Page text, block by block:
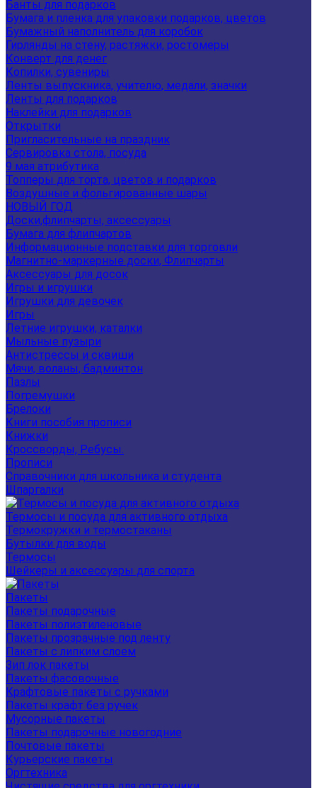
Банты для подарков
Бумага и пленка для упаковки подарков, цветов
Бумажный наполнитель для коробок
Гирлянды на стену, растяжки, ростомеры
Конверт для денег
Копилки, сувениры
Ленты выпускника, учителю, медали, значки
Ленты для подарков
Наклейки для подарков
Открытки
Пригласительные на праздник
Сервировка стола, посуда
9 мая атрибутика
Топперы для торта, цветов и подарков
Воздушные и фольгированные шары
НОВЫЙ ГОД
Доски,флипчарты, аксессуары
Бумага для флипчартов
Информационные подставки для торговли
Магнитно-маркерные доски, Флипчарты
Аксессуары для досок
Игры и игрушки
Игрушки для девочек
Игры
Летние игрушки, каталки
Мыльные пузыри
Антистрессы и сквиши
Мячи, воланы, бадминтон
Пазлы
Погремушки
Брелоки
Книги пособия прописи
Книжки
Кроссворды, Ребусы.
Прописи
Справочники для школьника и студента
Шпаргалки
Термосы и посуда для активного отдыха
Термокружки и термостаканы
Бутылки для воды
Термосы
Шейкеры и аксессуары для спорта
Пакеты
Пакеты подарочные
Пакеты полиэтиленовые
Пакеты прозрачные под ленту
Пакеты с липким слоем
Зип лок пакеты
Пакеты фасовочные
Крафтовые пакеты с ручками
Пакеты крафт без ручек
Мусорные пакеты
Пакеты подарочные новогодние
Почтовые пакеты
Курьерские пакеты
Оргтехника